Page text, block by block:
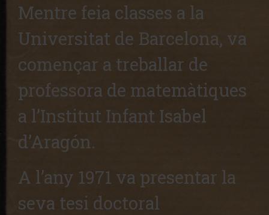
Mentre feia classes a la
Universitat de Barcelona, va
començar a treballar de
professora de matemàtiques
a l’Institut Infant Isabel
d’Aragón.
A l’any 1971 va presentar la
seva tesi doctoral